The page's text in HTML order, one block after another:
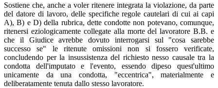
Sostiene che, anche a voler ritenere integrata la violazione, da parte
del datore di lavoro, delle specifiche regole cautelari di cui ai capi
A), B) e D) della rubrica, dette condotte non potevano, comunque,
ritenersi eziologicamente collegate alla morte del lavoratore B.B. e
che il Giudice avrebbe dovuto interrogarsi sul "cosa sarebbe
successo se" le ritenute omissioni non si fossero verificate,
concludendo per la insussistenza del richiesto nesso causale tra la
condotta dell'imputato e l'evento, essendo dipeso quest'ultimo
unicamente da una condotta, "eccentrica", materialmente e
deliberatamente tenuta dallo stesso lavoratore.